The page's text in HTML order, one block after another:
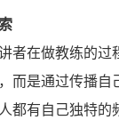
者在做教练的过
而是通过传播自
都有自己独特的